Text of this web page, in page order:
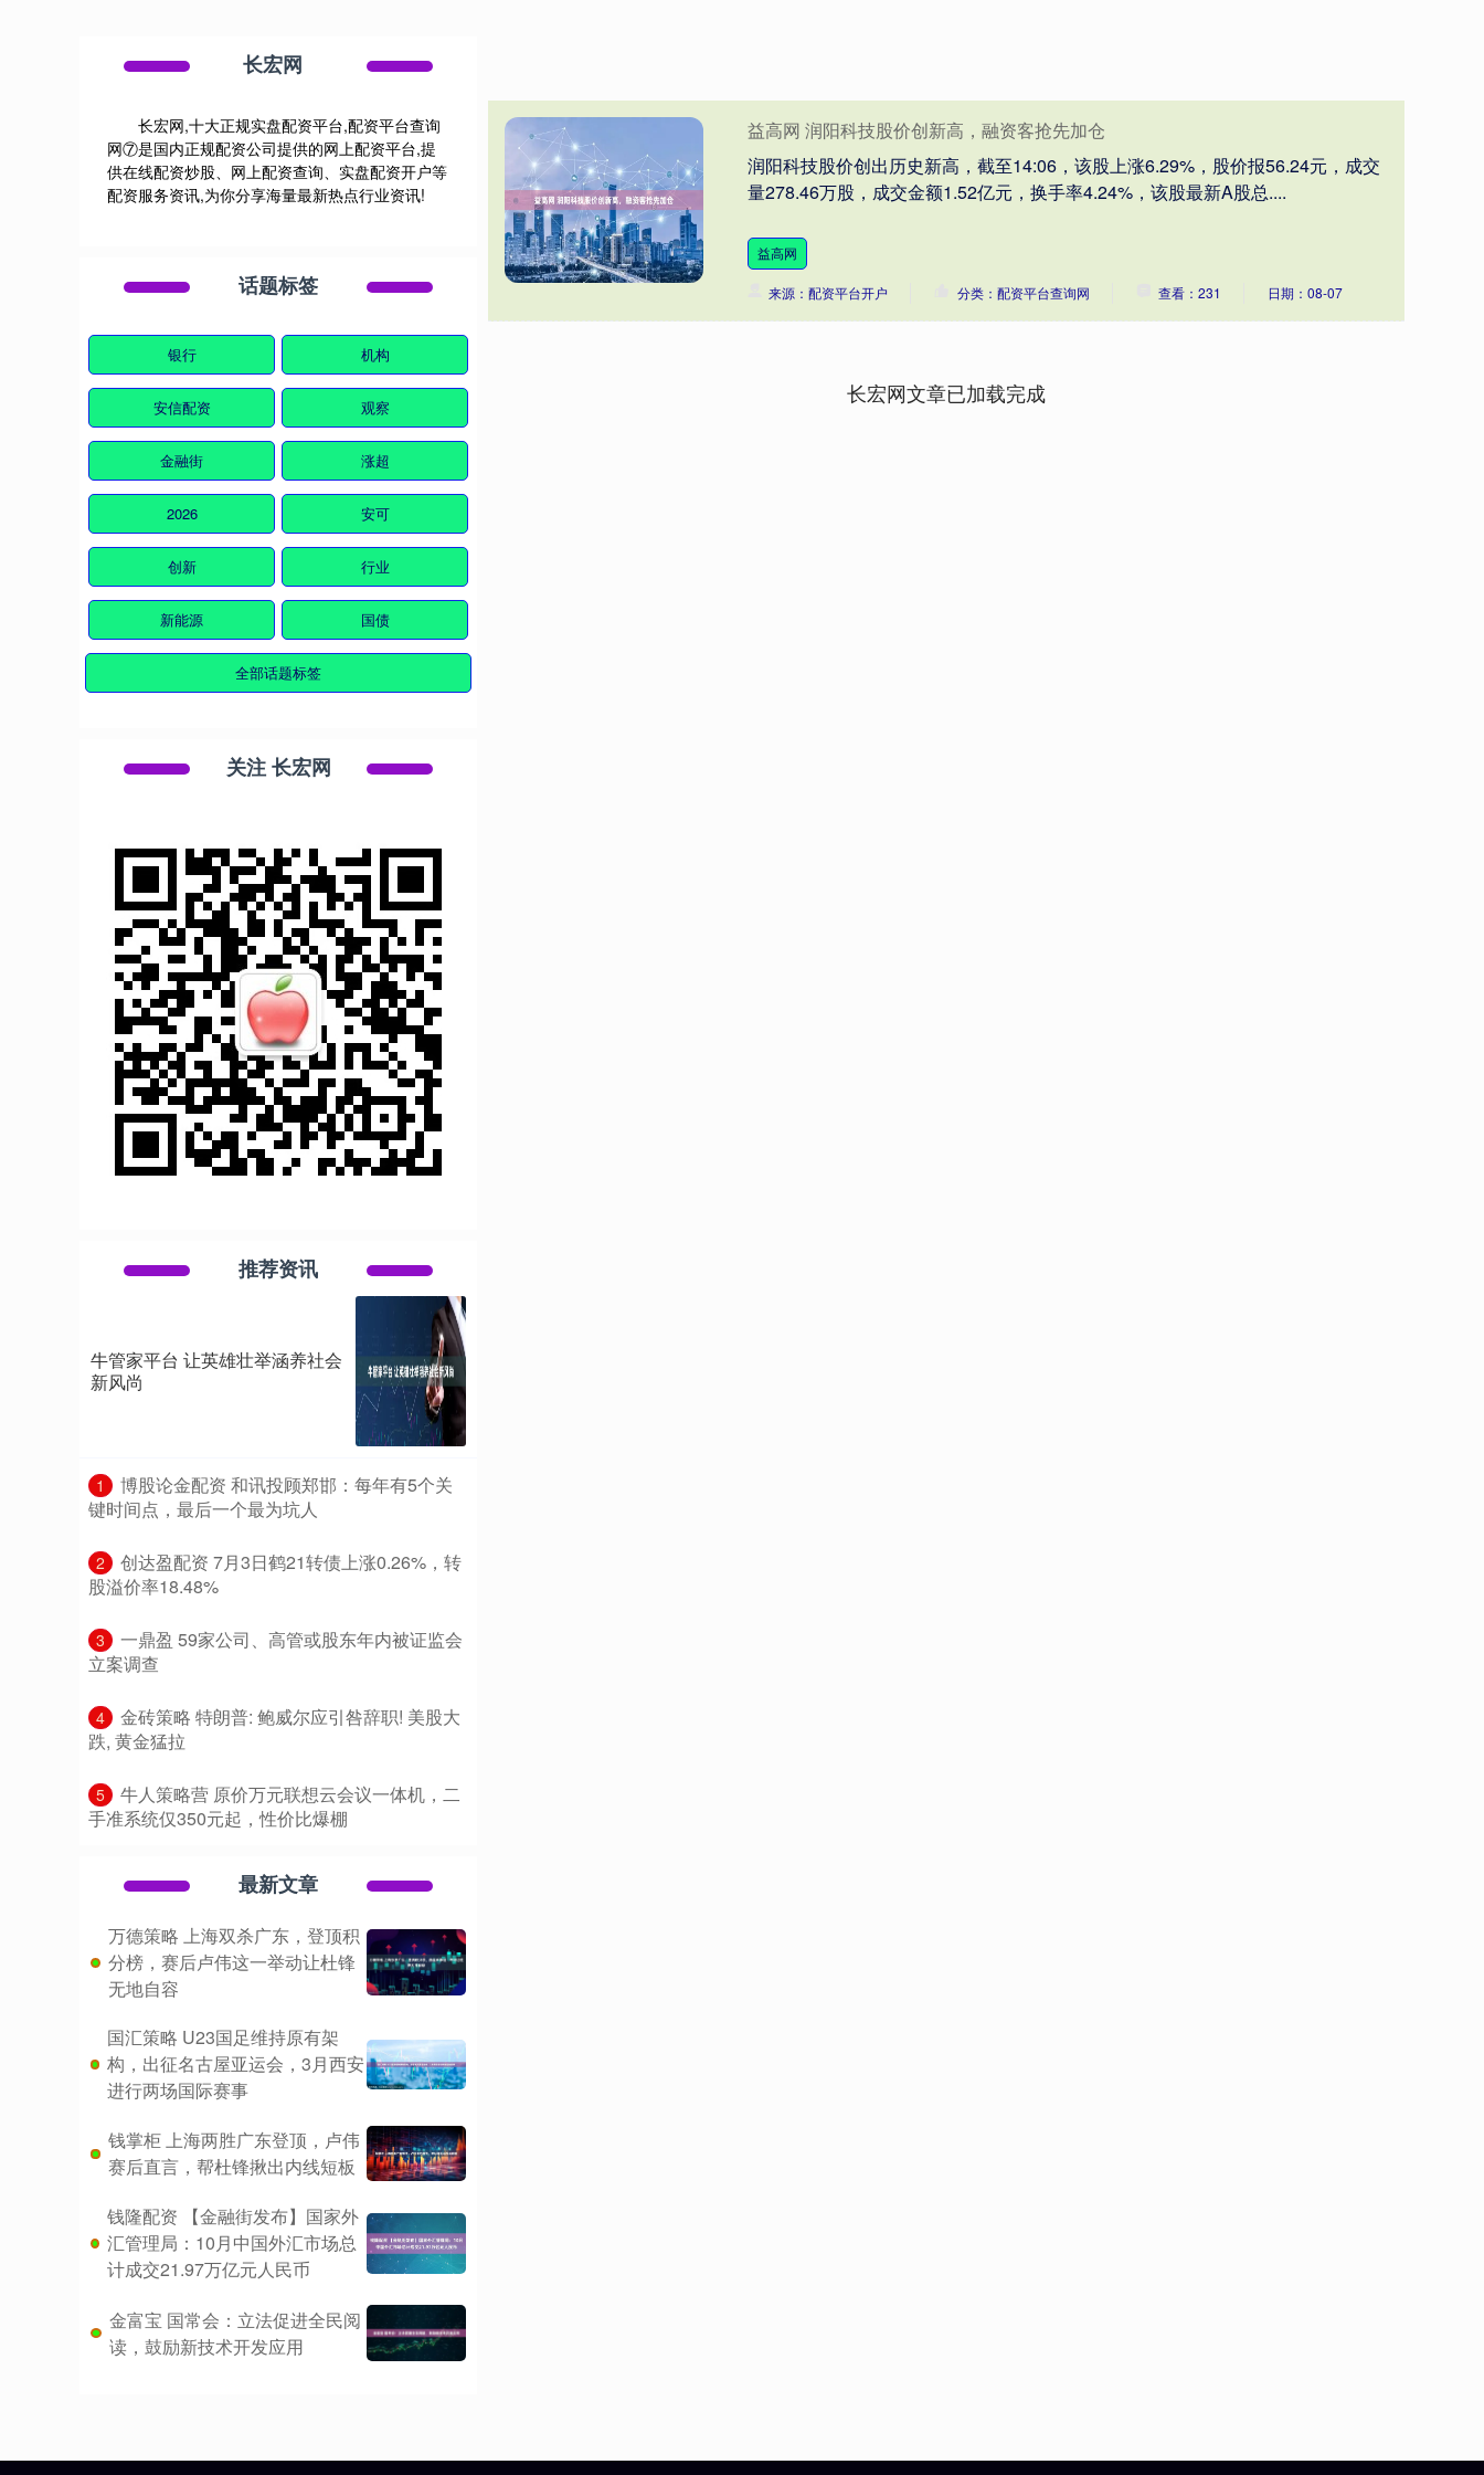
益高网 润阳科技股价创新高，融资客抢先加仓
润阳科技股价创出历史新高，截至14:06，该股上涨6.29%，股价报56.24元，成交
量278.46万股，成交金额1.52亿元，换手率4.24%，该股最新A股总....
益高网
来源：配资平台开户 分类：配资平台查询网 查看：231 日期：08-07
长宏网文章已加载完成
长宏网
长宏网,十大正规实盘配资平台,配资平台查询
网⑦是国内正规配资公司提供的网上配资平台,提
供在线配资炒股、网上配资查询、实盘配资开户等
配资服务资讯,为你分享海量最新热点行业资讯!
话题标签
银行 机构
安信配资 观察
金融街 涨超
2026 安可
创新 行业
新能源 国债
全部话题标签
关注 长宏网
推荐资讯
牛管家平台 让英雄壮举涵养社会
新风尚
1
​博股论金配资 和讯投顾郑邯：每年有5个关
键时间点，最后一个最为坑人
2
​创达盈配资 7月3日鹤21转债上涨0.26%，转
股溢价率18.48%
3
​一鼎盈 59家公司、高管或股东年内被证监会
立案调查
4
​金砖策略 特朗普: 鲍威尔应引咎辞职! 美股大
跌, 黄金猛拉
5
​牛人策略营 原价万元联想云会议一体机，二
手准系统仅350元起，性价比爆棚
最新文章
万德策略 上海双杀广东，登顶积
分榜，赛后卢伟这一举动让杜锋
无地自容
国汇策略 U23国足维持原有架
构，出征名古屋亚运会，3月西安
进行两场国际赛事
钱掌柜 上海两胜广东登顶，卢伟
赛后直言，帮杜锋揪出内线短板
钱隆配资 【金融街发布】国家外
汇管理局：10月中国外汇市场总
计成交21.97万亿元人民币
金富宝 国常会：立法促进全民阅
读，鼓励新技术开发应用